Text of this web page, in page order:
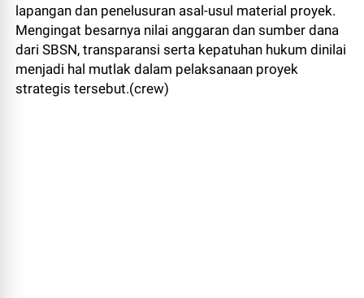
lapangan dan penelusuran asal-usul material proyek.
Mengingat besarnya nilai anggaran dan sumber dana
dari SBSN, transparansi serta kepatuhan hukum dinilai
menjadi hal mutlak dalam pelaksanaan proyek
strategis tersebut.(crew)